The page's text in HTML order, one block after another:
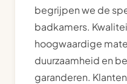
begrijpen we de
badkamers.
hoogwaardige
duurzaamheid en
garanderen.